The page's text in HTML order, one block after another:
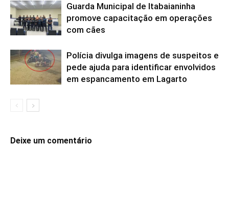
Guarda Municipal de Itabaianinha
promove capacitação em operações
com cães
Polícia divulga imagens de suspeitos e
pede ajuda para identificar envolvidos
em espancamento em Lagarto
Deixe um comentário